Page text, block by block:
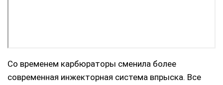
Со временем карбюраторы сменила более
современная инжекторная система впрыска. Все